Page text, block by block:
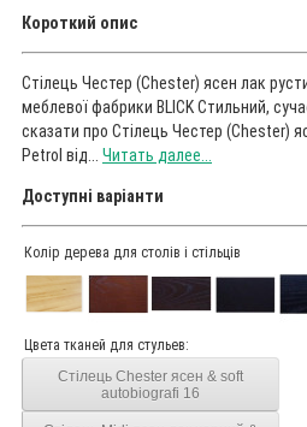
Короткий опис
Стілець Честер (Chester) ясен лак
меблевої фабрики BLICK Стильний,
сказати про Стілець Честер (Chester)
Petrol від... Читать далее...
Доступні варіанти
Колір дерева для столів і стільців
Цвета тканей для стульев:
Стілець Chester ясен & soft
autobiografi 16